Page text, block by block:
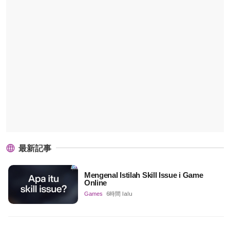
最新記事
Mengenal Istilah Skill Issue i Game
Online
Games 6時間 lalu